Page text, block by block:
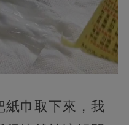
紙巾取下來，我